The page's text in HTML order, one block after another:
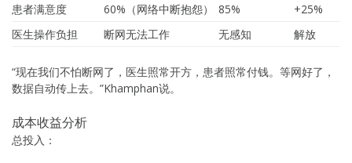
患者满意度
60%（网络中断抱怨） 85%
+25%
医生操作负担
断网无法工作 无感知 解放
“现在我们不怕断网了，医生照常开方，患者照常付钱。等网好了，
数据自动传上去。”Khamphan说。
成本收益分析
总投入：